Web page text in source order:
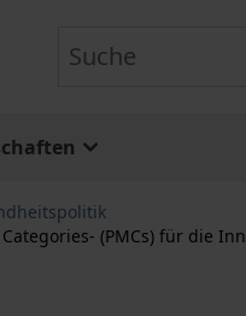
(PMCs) für die